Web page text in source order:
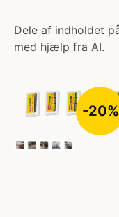
Dele af indholdet
med hjælp fra AI.
-20%